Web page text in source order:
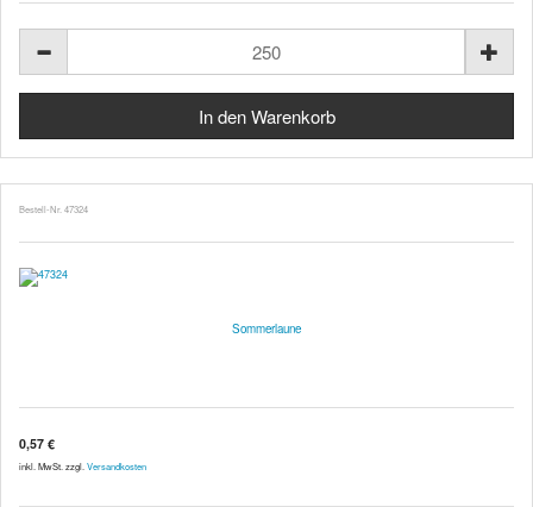
Bestell-Nr. 47324
Sommerlaune
0,57 €
inkl. MwSt. zzgl. Versandkosten